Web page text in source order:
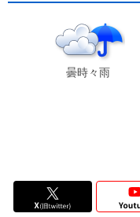
曇時々雨